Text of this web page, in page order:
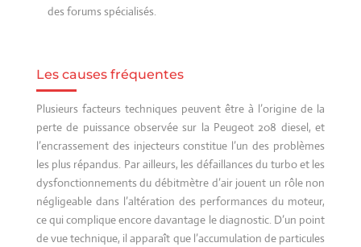
des forums spécialisés.
Les causes fréquentes
Plusieurs facteurs techniques peuvent être à l’origine de la
perte de puissance observée sur la Peugeot 208 diesel, et
l’encrassement des injecteurs constitue l’un des problèmes
les plus répandus. Par ailleurs, les défaillances du turbo et les
dysfonctionnements du débitmètre d’air jouent un rôle non
négligeable dans l’altération des performances du moteur,
ce qui complique encore davantage le diagnostic. D’un point
de vue technique, il apparaît que l’accumulation de particules